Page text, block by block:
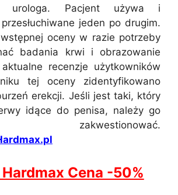
urologa. Pacjent używa i
jeden po drugim.
oceny w razie potrzeby
badania krwi i obrazowanie
recenzje użytkowników
tej oceny zidentyfikowano
erekcji. Jeśli jest taki, który
idące do penisa, należy go
zakwestionować.
Cena -50%